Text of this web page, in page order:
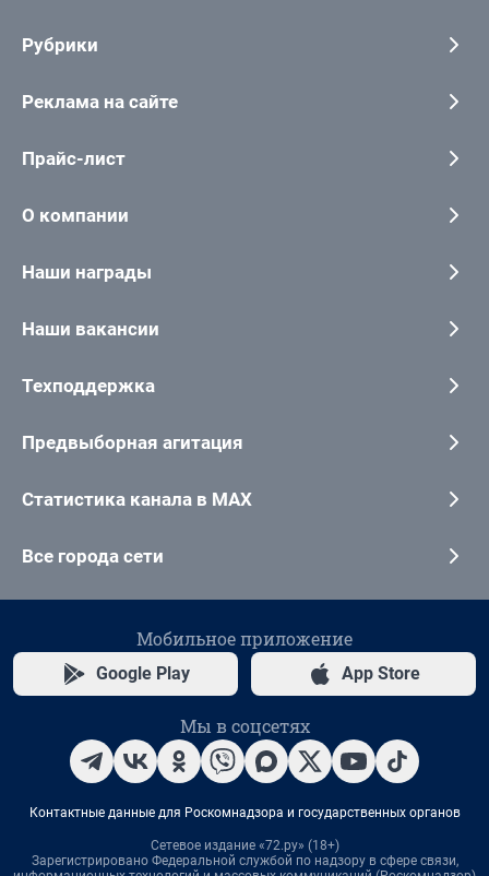
Рубрики
Реклама на сайте
Прайс-лист
О компании
Наши награды
Наши вакансии
Техподдержка
Предвыборная агитация
Статистика канала в MAX
Все города сети
Мобильное приложение
Google Play App Store
Мы в соцсетях
Контактные данные для Роскомнадзора и государственных органов
Сетевое издание «72.ру» (18+)
Зарегистрировано Федеральной службой по надзору в сфере связи,